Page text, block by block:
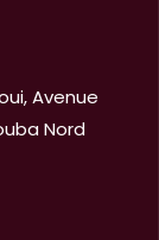
Avenue
Nord